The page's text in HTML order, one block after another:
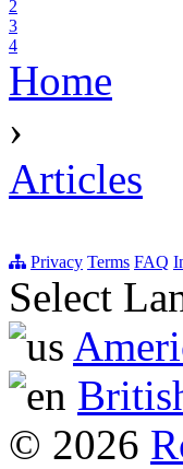
2
3
4
Home
›
Articles
Privacy Terms FAQ
Select
© 2026